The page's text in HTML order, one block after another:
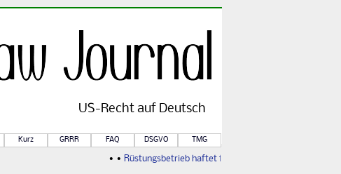
US-Rechtauf Deutsch
Kurz GRRR FAQ DSGVO TMG
• • Rüstungsbetrieb haftet für Kriegsfolgen